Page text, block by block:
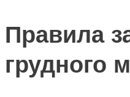
Правила
грудного